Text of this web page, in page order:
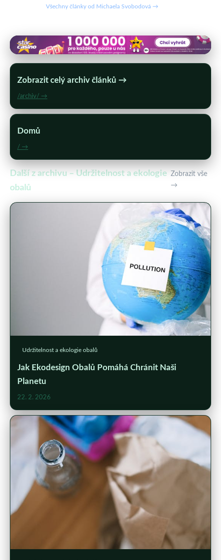
Všechny články od Michaela Svobodová →
Zobrazit celý archiv článků →
/archiv/ →
Domů
/ →
Další z archivu – Udržitelnost a ekologie
obalů
Zobrazit vše
→
Udržitelnost a ekologie obalů
Jak Ekodesign Obalů Pomáhá Chránit Naši
Planetu
22. 2. 2026